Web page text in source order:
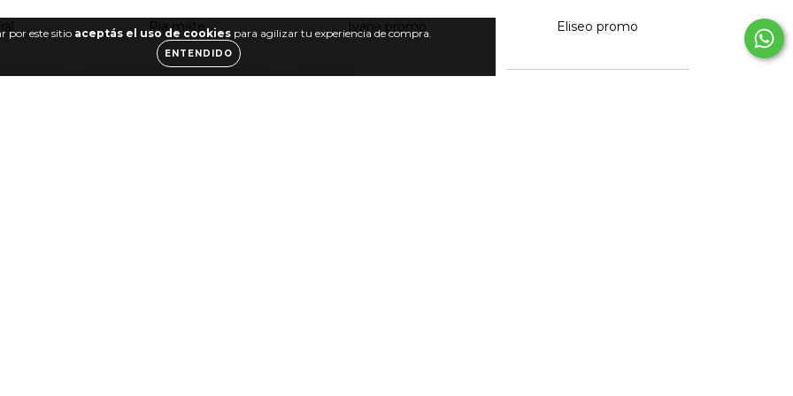
por este sitio aceptás el uso de cookies para agilizar tu experiencia de compra.
ENTENDIDO
Pia mate Ivana promo Eliseo promo